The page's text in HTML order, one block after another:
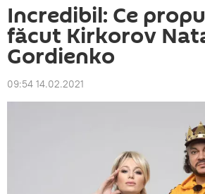
Incredibil: Ce
făcut Kirkorov
Gordienko
09:54 14.02.2021